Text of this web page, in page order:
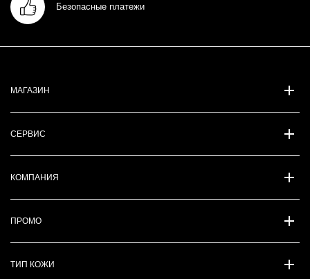
Безопасные платежи
МАГАЗИН
СЕРВИС
КОМПАНИЯ
ПРОМО
ТИП КОЖИ